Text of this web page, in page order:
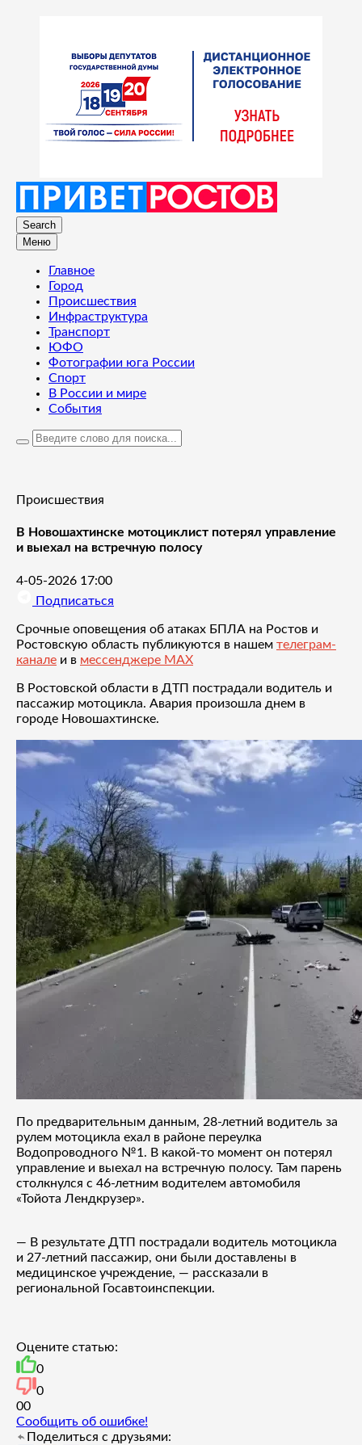
Search
Меню
Главное
Город
Происшествия
Инфраструктура
Транспорт
ЮФО
Фотографии юга России
Спорт
В России и мире
События
Происшествия
В Новошахтинске мотоциклист потерял управление
и выехал на встречную полосу
4-05-2026 17:00
Подписаться
Срочные оповещения об атаках БПЛА на Ростов и
Ростовскую область публикуются в нашем телеграм-
канале и в мессенджере MAX
В Ростовской области в ДТП пострадали водитель и
пассажир мотоцикла. Авария произошла днем в
городе Новошахтинске.
По предварительным данным, 28-летний водитель за
рулем мотоцикла ехал в районе переулка
Водопроводного №1. В какой-то момент он потерял
управление и выехал на встречную полосу. Там парень
столкнулся с 46-летним водителем автомобиля
«Тойота Лендкрузер».
— В результате ДТП пострадали водитель мотоцикла
и 27-летний пассажир, они были доставлены в
медицинское учреждение, — рассказали в
региональной Госавтоинспекции.
Оцените статью:
0
0
00
Сообщить об ошибке!
Поделиться с друзьями: